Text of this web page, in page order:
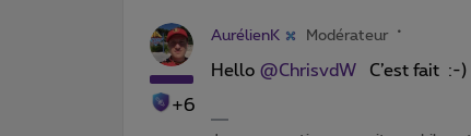
+6
AurélienK Modérateur
Hello @ChrisvdW C’est fait :-)